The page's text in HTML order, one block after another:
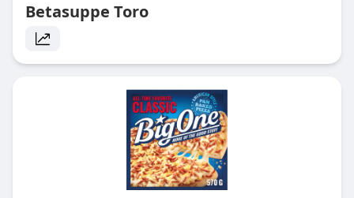
Betasuppe Toro